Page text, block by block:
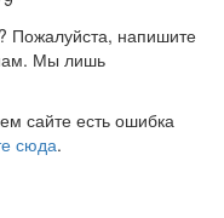
Пожалуйста, напишите
Мы лишь
сайте есть ошибка
сюда.